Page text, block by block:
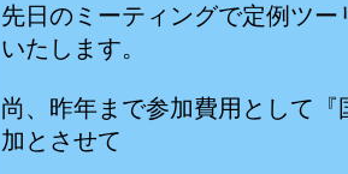
先日のミーティングで定例ツ
いたします。
尚、昨年まで参加費用として
加とさせて